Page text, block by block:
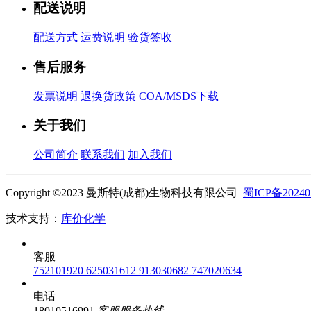
配送说明
配送方式 运费说明 验货签收
售后服务
发票说明 退换货政策 COA/MSDS下载
关于我们
公司简介 联系我们 加入我们
Copyright ©2023 曼斯特(成都)生物科技有限公司 蜀ICP备
技术支持： 库价化学
客服
752101920 625031612 913030682 747020634
电话